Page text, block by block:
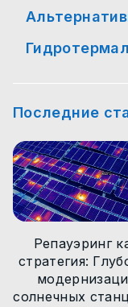
Новости
Новости
Интересные
Новости
Интересные
Новости
Новости
Мероприятия
Новости
Статьи
Новости
Статьи
Новости
Последние
Репауэринг
стратегия:
солнечных